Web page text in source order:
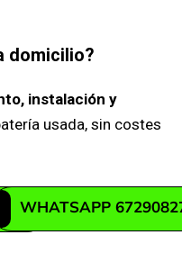
domicilio?
instalación y
usada, sin costes
WHATSAPP